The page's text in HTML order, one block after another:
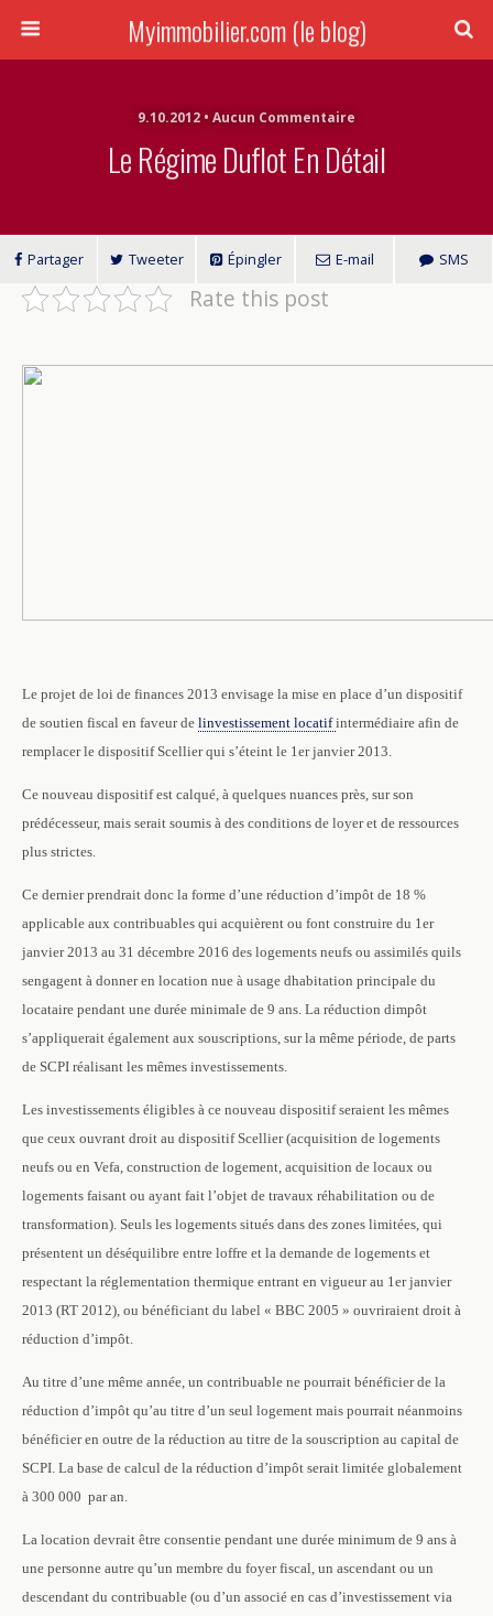
Myimmobilier.com (le blog)
9.10.2012 • Aucun Commentaire
Le Régime Duflot En Détail
Partager Tweeter Épingler E-mail SMS
Rate this post
Le projet de loi de finances 2013 envisage la mise en place d’un dispositif
de soutien fiscal en faveur de linvestissement locatifintermédiaire afin de
remplacer le dispositif Scellier qui s’éteint le 1er janvier 2013.
Ce nouveau dispositif est calqué, à quelques nuances près, sur son
prédécesseur, mais serait soumis à des conditions de loyer et de ressources
plus strictes.
Ce dernier prendrait donc la forme d’une réduction d’impôt de 18 %
applicable aux contribuables qui acquièrent ou font construire du 1er
janvier 2013 au 31 décembre 2016 des logements neufs ou assimilés quils
sengagent à donner en location nue à usage dhabitation principale du
locataire pendant une durée minimale de 9 ans. La réduction dimpôt
s’appliquerait également aux souscriptions, sur la même période, de parts
de SCPI réalisant les mêmes investissements.
Les investissements éligibles à ce nouveau dispositif seraient les mêmes
que ceux ouvrant droit au dispositif Scellier (acquisition de logements
neufs ou en Vefa, construction de logement, acquisition de locaux ou
logements faisant ou ayant fait l’objet de travaux réhabilitation ou de
transformation). Seuls les logements situés dans des zones limitées, qui
présentent un déséquilibre entre loffre et la demande de logements et
respectant la réglementation thermique entrant en vigueur au 1er janvier
2013 (RT 2012), ou bénéficiant du label « BBC 2005 » ouvriraient droit à
réduction d’impôt.
Au titre d’une même année, un contribuable ne pourrait bénéficier de la
réduction d’impôt qu’au titre d’un seul logement mais pourrait néanmoins
bénéficier en outre de la réduction au titre de la souscription au capital de
SCPI. La base de calcul de la réduction d’impôt serait limitée globalement
à 300 000  par an.
La location devrait être consentie pendant une durée minimum de 9 ans à
une personne autre qu’un membre du foyer fiscal, un ascendant ou un
descendant du contribuable (ou d’un associé en cas d’investissement via